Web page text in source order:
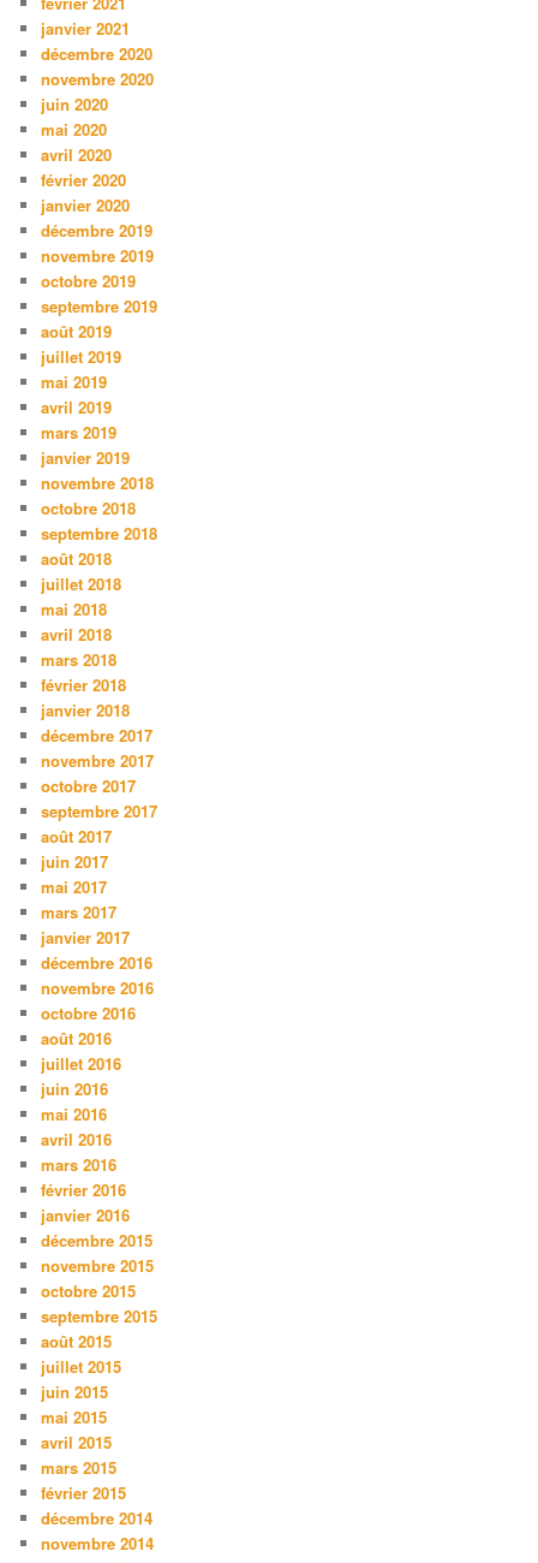
janvier 2021
décembre 2020
novembre 2020
juin 2020
mai 2020
avril 2020
février 2020
janvier 2020
décembre 2019
novembre 2019
octobre 2019
septembre 2019
août 2019
juillet 2019
mai 2019
avril 2019
mars 2019
janvier 2019
novembre 2018
octobre 2018
septembre 2018
août 2018
juillet 2018
mai 2018
avril 2018
mars 2018
février 2018
janvier 2018
décembre 2017
novembre 2017
octobre 2017
septembre 2017
août 2017
juin 2017
mai 2017
mars 2017
janvier 2017
décembre 2016
novembre 2016
octobre 2016
août 2016
juillet 2016
juin 2016
mai 2016
avril 2016
mars 2016
février 2016
janvier 2016
décembre 2015
novembre 2015
octobre 2015
septembre 2015
août 2015
juillet 2015
juin 2015
mai 2015
avril 2015
mars 2015
février 2015
décembre 2014
novembre 2014